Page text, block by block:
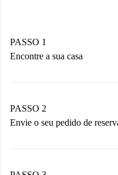
PASSO 1
Encontre a sua casa
Você tem todas as
antecipadamente.
PASSO 2
Envie o seu pedido de